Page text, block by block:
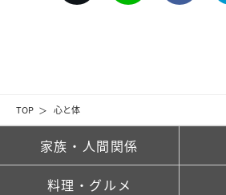
TOP 心と体
家族・人間関係
料理・グルメ